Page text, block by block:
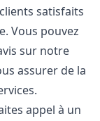
satisfaits
Vous pouvez
sur notre
assurer de la
appel à un